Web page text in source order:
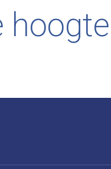
hoogte